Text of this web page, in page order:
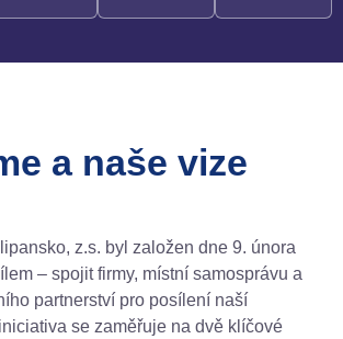
a naše vize
z.s. byl založen dne 9. února
– spojit firmy, místní samosprávu a
partnerství pro posílení naší
se zaměřuje na dvě klíčové